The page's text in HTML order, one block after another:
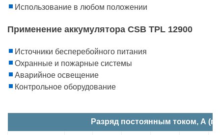
Использование в любом положении
Применение аккумулятора CSB TPL 12900
Источники бесперебойного питания
Охранные и пожарные системы
Аварийное освещение
Контрольное оборудование
Разряд постоянным током, А